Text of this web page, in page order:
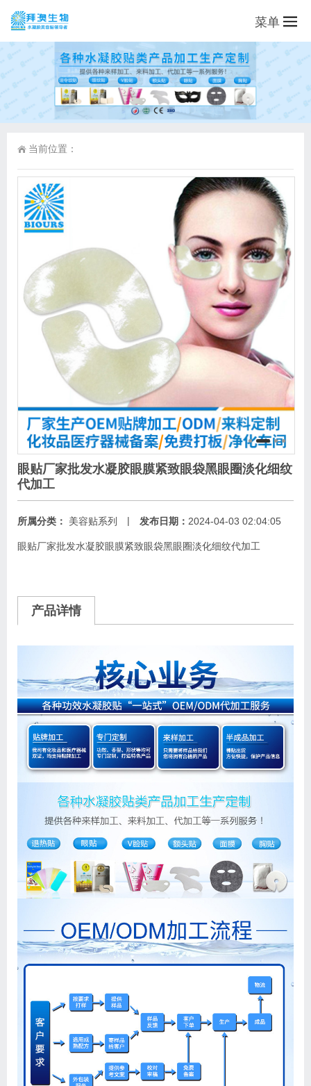
菜单
当前位置：
眼贴厂家批发水凝胶眼膜紧致眼袋黑眼圈淡化细纹
代加工
所属分类： 美容贴系列 | 发布日期： 2024-04-03 02:04:05
眼贴厂家批发水凝胶眼膜紧致眼袋黑眼圈淡化细纹代加工
产品详情